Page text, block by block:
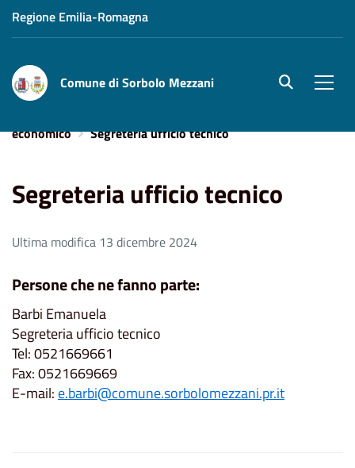
Regione Emilia-Romagna
Comune di Sorbolo Mezzani site.searc
economico
Segreteria ufficio tecnico
Segreteria ufficio tecnico
Ultima modifica 13 dicembre 2024
Persone che ne fanno parte:
Barbi Emanuela
Segreteria ufficio tecnico
Tel: 0521669661
Fax: 0521669669
E-mail: e.barbi@comune.sorbolomezzani.pr.it